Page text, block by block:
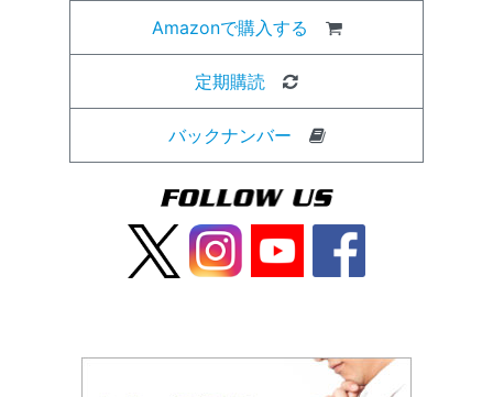
Amazonで購入する
定期購読
バックナンバー